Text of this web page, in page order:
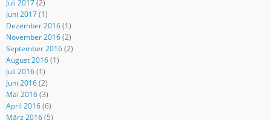
Juli 2017(2)
Juni 2017(1)
Dezember 2016(1)
November 2016(2)
September 2016(2)
August 2016(1)
Juli 2016(1)
Juni 2016(2)
Mai 2016(3)
April 2016(6)
März 2016(5)